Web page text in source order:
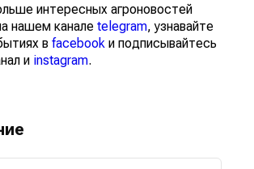
интересных агроновостей
нашем канале telegram, узнавайте
в facebook и подписывайтесь
и instagram.